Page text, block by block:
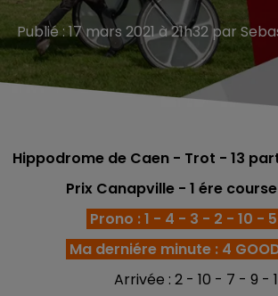
Publié : 17 mars 2021 à 21h32 par
Hippodrome de Caen - Trot - 13
Prix Canapville - 1 ére course
Prono : 1 - 4 - 3 - 2 - 10 -
Ma derniére minute : 4
Arrivée : 2 - 10 - 7 - 9 -